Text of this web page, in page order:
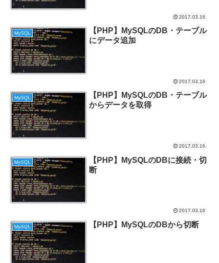
2017.03.16
MySQL
【PHP】MySQLのDB・テーブル
にデータ追加
2017.03.16
MySQL
【PHP】MySQLのDB・テーブル
からデータを取得
2017.03.16
MySQL
【PHP】MySQLのDBに接続・切
断
2017.03.16
MySQL 【PHP】MySQLのDBから切断